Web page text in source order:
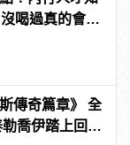
喝過真的會後
傳奇篇章》 全
喬伊踏上回家